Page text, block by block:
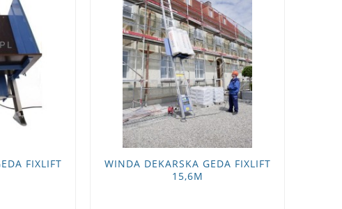
FIXLIFT
WINDA DEKARSKA GEDA FIXLIFT
15,6M